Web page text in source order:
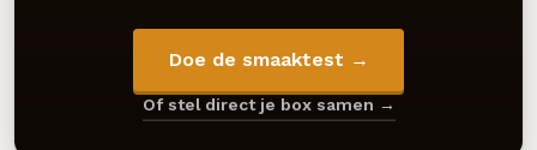
Doe de smaaktest →
Of stel direct je box samen →